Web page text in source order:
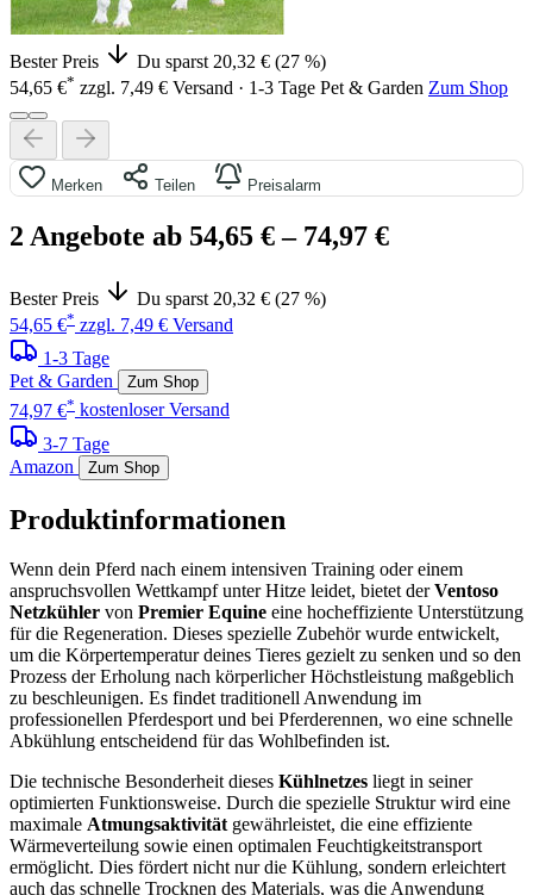
Bester Preis
Du sparst 20,32 € (27 %)
54,65 €* zzgl. 7,49 € Versand · 1-3 Tage Pet & Garden Zum Shop
Merken Teilen Preisalarm
2 Angebote ab 54,65 €– 74,97 €
Bester Preis
Du sparst 20,32 € (27 %)
54,65 €* zzgl. 7,49 € Versand
1-3 Tage
Pet & Garden
Zum Shop
74,97 €* kostenloser Versand
3-7 Tage
Amazon
Zum Shop
Produktinformationen
Wenn dein Pferd nach einem intensiven Training oder einem
anspruchsvollen Wettkampf unter Hitze leidet, bietet derVentoso
Netzkühler von Premier Equine eine hocheffiziente Unterstützung
für die Regeneration. Dieses spezielle Zubehör wurde entwickelt,
um die Körpertemperatur deines Tieres gezielt zu senken und so den
Prozess der Erholung nach körperlicher Höchstleistung maßgeblich
zu beschleunigen. Es findet traditionell Anwendung im
professionellen Pferdesport und bei Pferderennen, wo eine schnelle
Abkühlung entscheidend für das Wohlbefinden ist.
Die technische Besonderheit dieses Kühlnetzes liegt in seiner
optimierten Funktionsweise. Durch die spezielle Struktur wird eine
maximale Atmungsaktivitätgewährleistet, die eine effiziente
Wärmeverteilung sowie einen optimalen Feuchtigkeitstransport
ermöglicht. Dies fördert nicht nur die Kühlung, sondern erleichtert
auch das schnelle Trocknen des Materials, was die Anwendung